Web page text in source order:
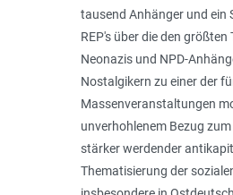
tausend Anhänger und ein
REP's über die den größten
Neonazis und NPD-
Nostalgikern zu einer der
Massenveranstaltungen
unverhohlenem Bezug
stärker werdender
Thematisierung der